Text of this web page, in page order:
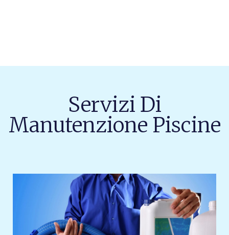
Servizi Di
Manutenzione Piscine